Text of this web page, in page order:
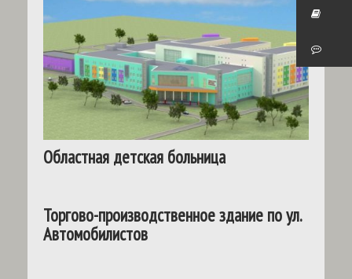
Областная детская больница
Торгово-производственное здание по ул.
Автомобилистов